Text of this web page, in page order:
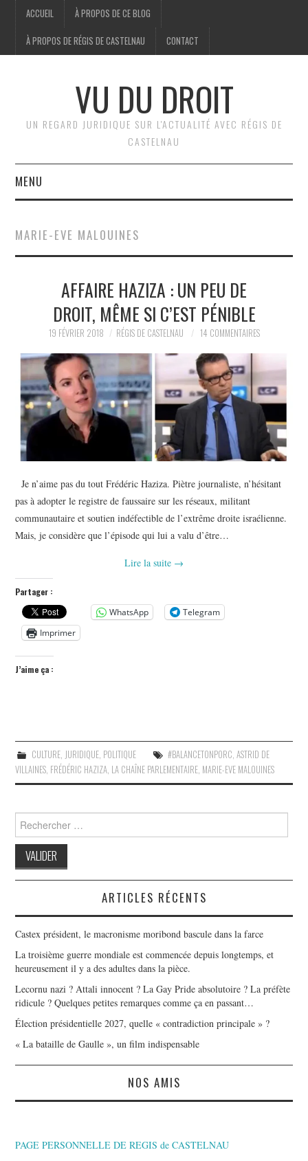
ACCUEIL À PROPOS DE CE BLOG
À PROPOS DE RÉGIS DE CASTELNAU CONTACT
VU DU DROIT
UN REGARD JURIDIQUE SUR L'ACTUALITÉ AVEC RÉGIS DE
CASTELNAU
MENU
BRÈVES
JURIDIQUE
POLITIQUE
HISTOIRE
CULTURE
SPORT
MARIE-EVE MALOUINES
AFFAIRE HAZIZA : UN PEU DE
DROIT, MÊME SI C’EST PÉNIBLE
19 FÉVRIER 2018 RÉGIS DE CASTELNAU 14 COMMENTAIRES
Je n’aime pas du tout Frédéric Haziza. Piètre journaliste, n’hésitant
pas à adopter le registre de faussaire sur les réseaux, militant
communautaire et soutien indéfectible de l’extrême droite israélienne.
Mais, je considère que l’épisode qui lui a valu d’être…
Lire la suite →
Partager :
WhatsApp
Telegram
Imprimer
J’aime ça :
CULTURE, JURIDIQUE, POLITIQUE #BALANCETONPORC, ASTRID DE
VILLAINES, FRÉDÉRIC HAZIZA, LA CHAÎNE PARLEMENTAIRE, MARIE-EVE MALOUINES
Search
for:
ARTICLES RÉCENTS
Castex président, le macronisme moribond bascule dans la farce
La troisième guerre mondiale est commencée depuis longtemps, et
heureusement il y a des adultes dans la pièce.
Lecornu nazi ? Attali innocent ? La Gay Pride absolutoire ? La préfète
ridicule ? Quelques petites remarques comme ça en passant…
Élection présidentielle 2027, quelle « contradiction principale » ?
« La bataille de Gaulle », un film indispensable
NOS AMIS
PAGE PERSONNELLE DE REGIS de CASTELNAU